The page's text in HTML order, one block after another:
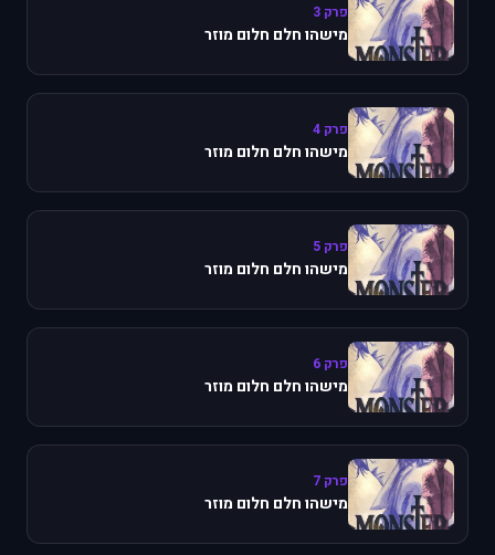
פרק 3
מישהו חלם חלום מוזר
פרק 4
מישהו חלם חלום מוזר
פרק 5
מישהו חלם חלום מוזר
פרק 6
מישהו חלם חלום מוזר
פרק 7
מישהו חלם חלום מוזר